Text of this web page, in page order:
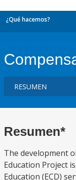
¿Qué hacemos?
Resumen*
The development
Education Project
Education (ECD)